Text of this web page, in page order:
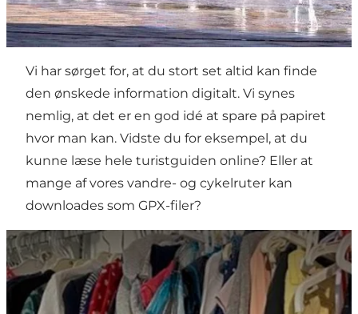
Vi har sørget for, at du stort set altid kan finde
den ønskede information digitalt. Vi synes
nemlig, at det er en god idé at spare på papiret
hvor man kan. Vidste du for eksempel, at du
kunne læse hele turistguiden online? Eller at
mange af vores vandre- og cykelruter kan
downloades som GPX-filer?